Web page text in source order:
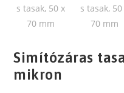
Simítózáras
mikron